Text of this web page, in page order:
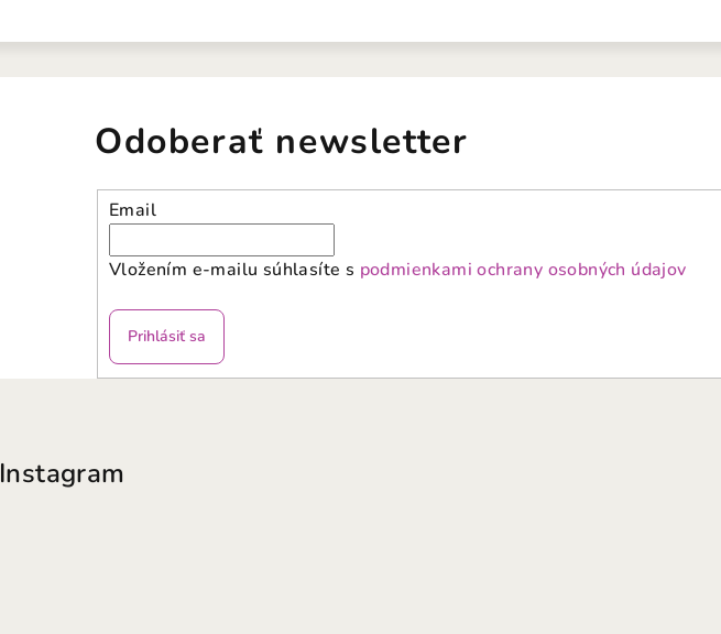
Odoberať newsletter
Email
Vložením e-mailu súhlasíte s podmienkami ochrany osobných údajov
Prihlásiť sa
Instagram